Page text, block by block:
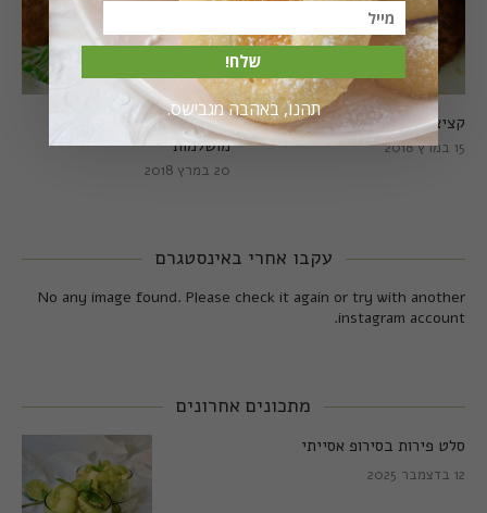
קציצות כרישה טבעוניות
מושלמות
20 במרץ 2018
קציצות כרישה מושלמות
15 במרץ 2018
עקבו אחרי באינסטגרם
No any image found. Please check it again or try with another
instagram account.
מתכונים אחרונים
סלט פירות בסירופ אסייתי
12 בדצמבר 2025
שלח!
תהנו, באהבה מגבישס.